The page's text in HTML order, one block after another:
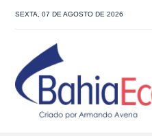
SEXTA, 07 DE AGOSTO DE 2026